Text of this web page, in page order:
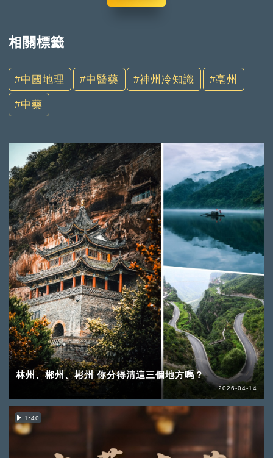
相關標籤
中國地理 中醫藥 神州冷知識 亳州
中藥
林州、郴州、彬州 你分得清這三個地方嗎？
2026-04-14
1:40